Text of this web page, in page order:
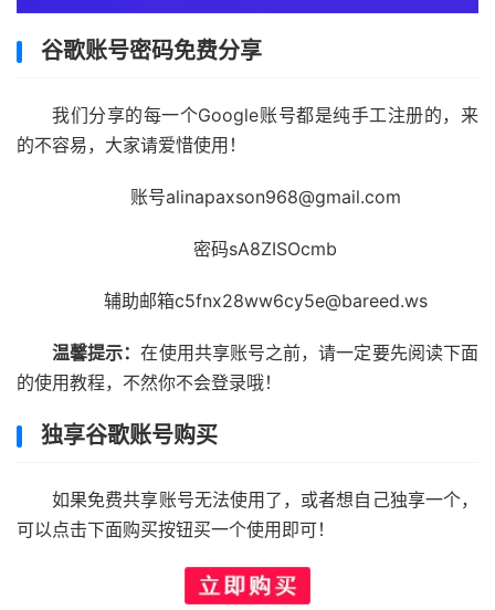
谷歌账号密码免费分享
我们分享的每一个Google账号都是纯手工注册的，来
的不容易，大家请爱惜使用！
账号alinapaxson968@gmail.com
密码sA8ZISOcmb
辅助邮箱c5fnx28ww6cy5e@bareed.ws
温馨提示：在使用共享账号之前，请一定要先阅读下面
的使用教程，不然你不会登录哦！
独享谷歌账号购买
如果免费共享账号无法使用了，或者想自己独享一个，
可以点击下面购买按钮买一个使用即可！